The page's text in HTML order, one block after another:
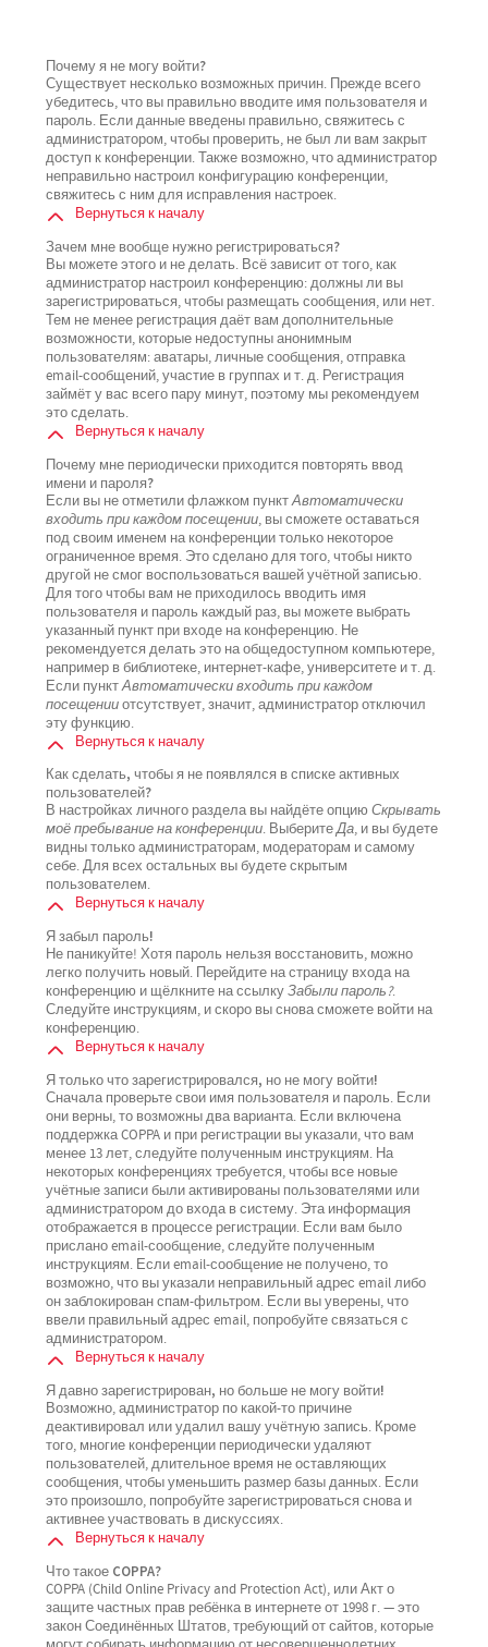
Почему я не могу войти?
Существует несколько возможных причин. Прежде всего
убедитесь, что вы правильно вводите имя пользователя и
пароль. Если данные введены правильно, свяжитесь с
администратором, чтобы проверить, не был ли вам закрыт
доступ к конференции. Также возможно, что администратор
неправильно настроил конфигурацию конференции,
свяжитесь с ним для исправления настроек.
Вернуться к началу
Зачем мне вообще нужно регистрироваться?
Вы можете этого и не делать. Всё зависит от того, как
администратор настроил конференцию: должны ли вы
зарегистрироваться, чтобы размещать сообщения, или нет.
Тем не менее регистрация даёт вам дополнительные
возможности, которые недоступны анонимным
пользователям: аватары, личные сообщения, отправка
email-сообщений, участие в группах и т. д. Регистрация
займёт у вас всего пару минут, поэтому мы рекомендуем
это сделать.
Вернуться к началу
Почему мне периодически приходится повторять ввод
имени и пароля?
Если вы не отметили флажком пунктАвтоматически
входить при каждом посещении, вы сможете оставаться
под своим именем на конференции только некоторое
ограниченное время. Это сделано для того, чтобы никто
другой не смог воспользоваться вашей учётной записью.
Для того чтобы вам не приходилось вводить имя
пользователя и пароль каждый раз, вы можете выбрать
указанный пункт при входе на конференцию. Не
рекомендуется делать это на общедоступном компьютере,
например в библиотеке, интернет-кафе, университете и т. д.
Если пунктАвтоматически входить при каждом
посещенииотсутствует, значит, администратор отключил
эту функцию.
Вернуться к началу
Как сделать, чтобы я не появлялся в списке активных
пользователей?
В настройках личного раздела вы найдёте опциюСкрывать
моё пребывание на конференции. ВыберитеДа, и вы будете
видны только администраторам, модераторам и самому
себе. Для всех остальных вы будете скрытым
пользователем.
Вернуться к началу
Я забыл пароль!
Не паникуйте! Хотя пароль нельзя восстановить, можно
легко получить новый. Перейдите на страницу входа на
конференцию и щёлкните на ссылкуЗабыли пароль?.
Следуйте инструкциям, и скоро вы снова сможете войти на
конференцию.
Вернуться к началу
Я только что зарегистрировался, но не могу войти!
Сначала проверьте свои имя пользователя и пароль. Если
они верны, то возможны два варианта. Если включена
поддержка COPPA и при регистрации вы указали, что вам
менее 13 лет, следуйте полученным инструкциям. На
некоторых конференциях требуется, чтобы все новые
учётные записи были активированы пользователями или
администратором до входа в систему. Эта информация
отображается в процессе регистрации. Если вам было
прислано email-сообщение, следуйте полученным
инструкциям. Если email-сообщение не получено, то
возможно, что вы указали неправильный адрес email либо
он заблокирован спам-фильтром. Если вы уверены, что
ввели правильный адрес email, попробуйте связаться с
администратором.
Вернуться к началу
Я давно зарегистрирован, но больше не могу войти!
Возможно, администратор по какой-то причине
деактивировал или удалил вашу учётную запись. Кроме
того, многие конференции периодически удаляют
пользователей, длительное время не оставляющих
сообщения, чтобы уменьшить размер базы данных. Если
это произошло, попробуйте зарегистрироваться снова и
активнее участвовать в дискуссиях.
Вернуться к началу
Что такое COPPA?
COPPA (Child Online Privacy and Protection Act), или Акт о
защите частных прав ребёнка в интернете от 1998 г. — это
закон Соединённых Штатов, требующий от сайтов, которые